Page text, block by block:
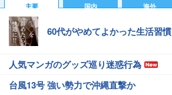
主要 国内 海外
60代がやめてよかった生活習慣
人気マンガのグッズ巡り迷惑行為
台風13号 強い勢力で沖縄直撃か